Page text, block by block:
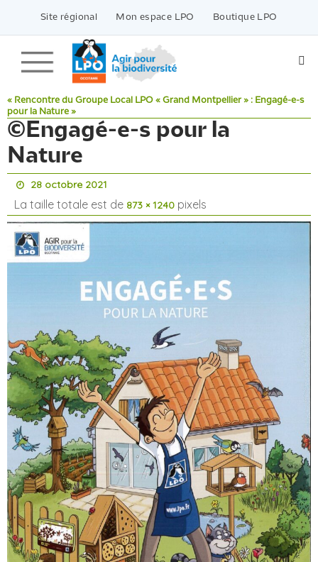
contenu
Site régional Mon espace LPO Boutique LPO
« Rencontre du Groupe Local LPO « Grand Montpellier » : Engagé-e-s
pour la Nature »
©Engagé-e-s pour la
Nature
28 octobre 2021
La taille totale est de 873 × 1240 pixels